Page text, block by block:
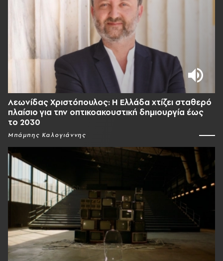
Λεωνίδας Χριστόπουλος: Η Ελλάδα χτίζει σταθερό
πλαίσιο για την οπτικοακουστική δημιουργία έως
το 2030
Μπάμπης Καλογιάννης